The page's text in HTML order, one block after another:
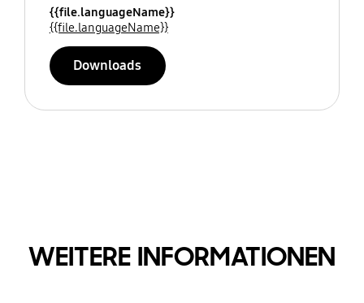
{{file.languageName}}
{{file.languageName}}
Downloads
WEITERE INFORMATIONEN